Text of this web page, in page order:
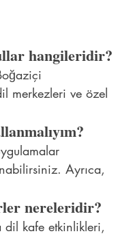
hangileridir?
merkezleri ve özel
Ayrıca,
nereleridir?
dil kafe etkinlikleri,